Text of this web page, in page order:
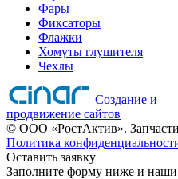
Фары
Фиксаторы
Флажки
Хомуты глушителя
Чехлы
Создание и
продвижение сайтов
© ООО «РостАктив».
Политика
Оставить заявку
Заполните форму ниже и